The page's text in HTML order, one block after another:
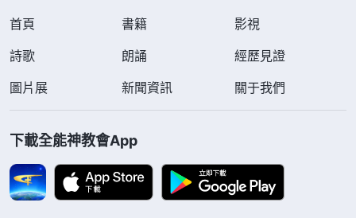
作。神是萬物的主宰，他不僅是安息日的主，更是聖
經的主，神有權力作他自己的工作，按照人類的需要
作更新的工作。所以，『聖經之外再也没有神的説
話、作工，離開聖經就是异端』這種説法不成立。」
後來，我又聽到郭弟兄交通説：「聖經中所記載
的内容都是有限的，舊約聖經只記載了耶和華神的作
首頁 書籍
影視
詩歌
朗誦
經歷見證
圖片展
新聞資訊 關于我們
下載全能神教會App